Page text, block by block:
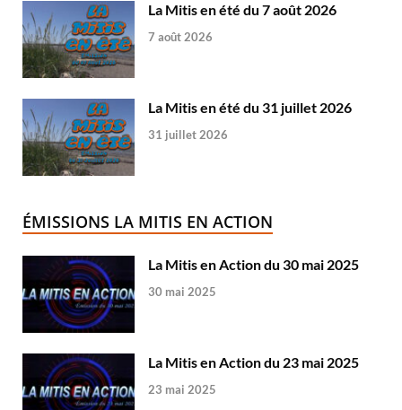
La Mitis en été du 7 août 2026
7 août 2026
La Mitis en été du 31 juillet 2026
31 juillet 2026
ÉMISSIONS LA MITIS EN ACTION
La Mitis en Action du 30 mai 2025
30 mai 2025
La Mitis en Action du 23 mai 2025
23 mai 2025